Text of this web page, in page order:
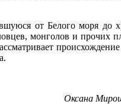
от Белого моря до
монголов и прочих
происхождение
Оксана